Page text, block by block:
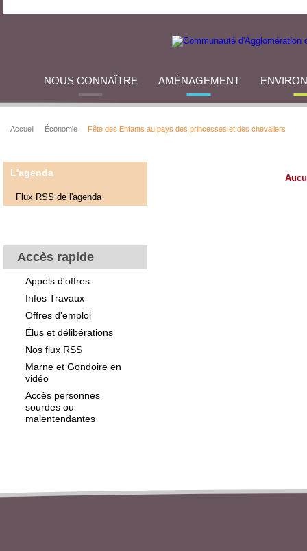
NOUS CONNAÎTRE AMÉNAGEMENT
Accueil Économie Fête des Enfants au pays des princesses et des chevaliers
L'agenda
Flux RSS de l'agenda
Accès rapide
Appels d'offres
Infos Travaux
Offres d'emploi
Élus et délibérations
Nos flux RSS
Marne et Gondoire en
vidéo
Accès personnes
sourdes ou
malentendantes